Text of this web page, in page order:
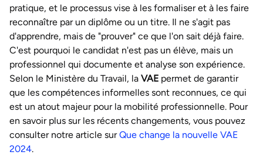
pratique, et le processus vise à les formaliser et à les faire
reconnaître par un diplôme ou un titre. Il ne s'agit pas
d'apprendre, mais de "prouver" ce que l'on sait déjà faire.
C'est pourquoi le candidat n'est pas un élève, mais un
professionnel qui documente et analyse son expérience.
Selon le Ministère du Travail, la VAE permet de garantir
que les compétences informelles sont reconnues, ce qui
est un atout majeur pour la mobilité professionnelle. Pour
en savoir plus sur les récents changements, vous pouvez
consulter notre article surQue change la nouvelle VAE
2024.